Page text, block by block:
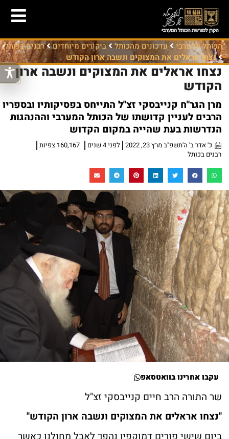
הכותל המערבי עדכונים מהכותל ביקורים מיוחדים
רבנים בכותל
נצחו אראלים את המצוקים ונשבה ארון הקודש
נצחו אראלים את המצוקים ונשבה ארון
הקודש
מרן הגר"ח קנייבסקי זצ"ל התייחס בפסיקותיו ובספריו
הרבים לעניין קדושתו של הכותל המערבי וההנהגות
הנדרשות בעת שהייה במקום הקדוש
כ' אדר ב' ה'תשפ"ב מרץ 23, 2022 לפני 4 שנים
160,167 צפיות
רבנים בכותל
עקבו אחרינו בוואטסאפ
שר התורה הרב חיים קנייבסקי זצ"ל
"נצחו אראלים את המצוקים ונשבה ארון הקודש"